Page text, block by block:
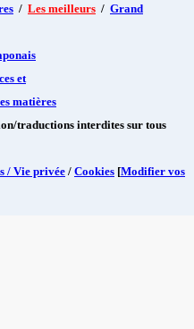
/ Les meilleurs / Grand
et
matières
traductions interdites sur tous
/ Vie privée / Cookies [Modifier vos